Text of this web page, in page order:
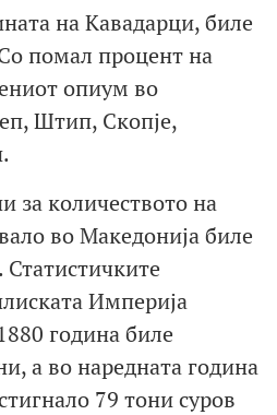
на Кавадарци, биле
помал процент на
опиум во
Штип, Скопје,
за количеството на
во Македонија биле
Империја
година биле
а во наредната година
79 тони суров